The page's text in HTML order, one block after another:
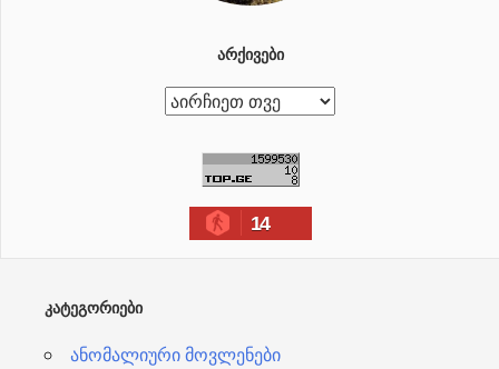
ᲐᲠᲥᲘᲕᲔᲑᲘ
ა
14
ᲙᲐᲢᲔᲒᲝᲠᲘᲔᲑᲘ
ანომალიური მოვლენები